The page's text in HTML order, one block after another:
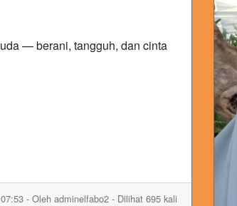
— berani, tangguh, dan cinta
- Oleh adminelfabo2 - Dilihat 695 kali